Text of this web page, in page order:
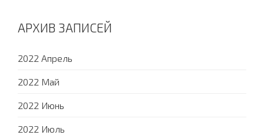
АРХИВ ЗАПИСЕЙ
2022 Апрель
2022 Май
2022 Июнь
2022 Июль